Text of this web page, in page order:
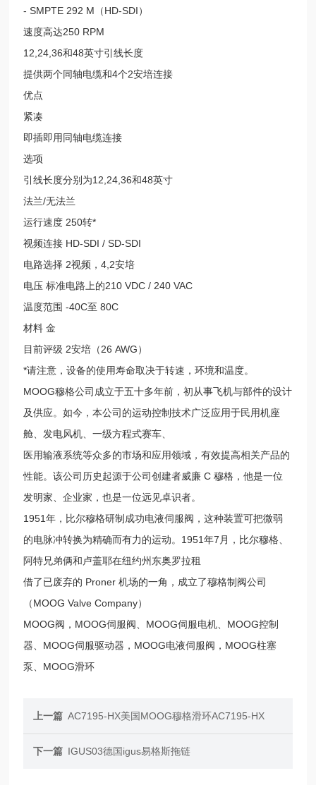
- SMPTE 292 M（HD-SDI）
速度高达250 RPM
12,24,36和48英寸引线长度
提供两个同轴电缆和4个2安培连接
优点
紧凑
即插即用同轴电缆连接
选项
引线长度分别为12,24,36和48英寸
法兰/无法兰
运行速度 250转*
视频连接 HD-SDI / SD-SDI
电路选择 2视频，4,2安培
电压 标准电路上的210 VDC / 240 VAC
温度范围 -40C至 80C
材料 金
目前评级 2安培（26 AWG）
*请注意，设备的使用寿命取决于转速，环境和温度。
MOOG穆格公司成立于五十多年前，初从事飞机与部件的设计
及供应。如今，本公司的运动控制技术广泛应用于民用机座
舱、发电风机、一级方程式赛车、
医用输液系统等众多的市场和应用领域，有效提高相关产品的
性能。该公司历史起源于公司创建者威廉 C 穆格，他是一位
发明家、企业家，也是一位远见卓识者。
1951年，比尔穆格研制成功电液伺服阀，这种装置可把微弱
的电脉冲转换为精确而有力的运动。1951年7月，比尔穆格、
阿特兄弟俩和卢盖耶在纽约州东奥罗拉租
借了已废弃的 Proner 机场的一角，成立了穆格制阀公司
（MOOG Valve Company）
MOOG阀，MOOG伺服阀、MOOG伺服电机、MOOG控制
器、MOOG伺服驱动器，MOOG电液伺服阀，MOOG柱塞
泵、MOOG滑环
上一篇 AC7195-HX美国MOOG穆格滑环AC7195-HX
下一篇 IGUS03德国igus易格斯拖链